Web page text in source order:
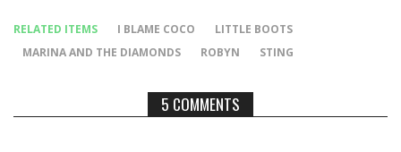
RELATED ITEMS I BLAME COCO
LITTLE BOOTS
MARINA AND THE DIAMONDS
ROBYN STING
5 COMMENTS